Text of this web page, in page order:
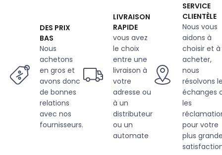
DES PRIX
BAS
Nous
achetons
en gros et
avons donc
de bonnes
relations
avec nos
fournisseurs.
LIVRAISON
RAPIDE
vous avez
le choix
entre une
livraison à
votre
adresse ou
à un
distributeur
ou un
automate
SERVICE
CLIENTÈLE
Nous vous
aidons à
choisir et à
acheter,
nous
résolvons
échanges
les
pour votre
plus